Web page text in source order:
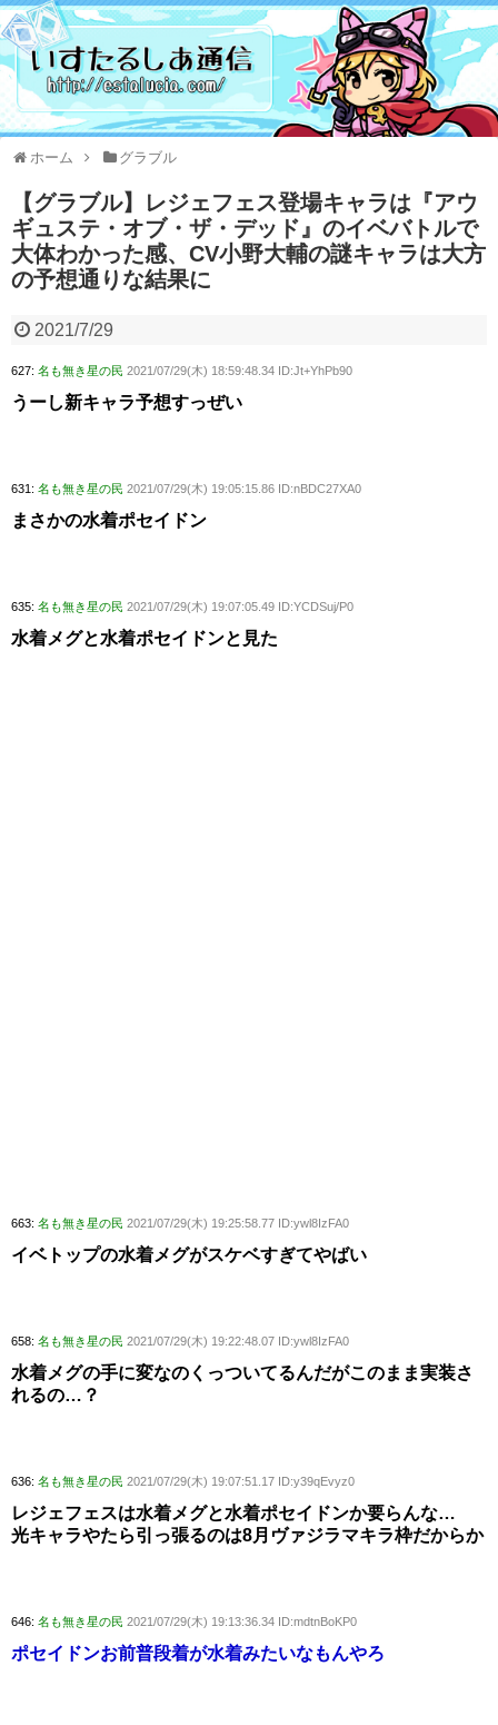
ホーム グラブル
【グラブル】レジェフェス登場キャラは『アウ
ギュステ・オブ・ザ・デッド』のイベバトルで
大体わかった感、CV小野大輔の謎キャラは大方
の予想通りな結果に
2021/7/29
627: 名も無き星の民 2021/07/29(木) 18:59:48.34 ID:Jt+YhPb90
うーし新キャラ予想すっぜい
631: 名も無き星の民 2021/07/29(木) 19:05:15.86 ID:nBDC27XA0
まさかの水着ポセイドン
635: 名も無き星の民 2021/07/29(木) 19:07:05.49 ID:YCDSuj/P0
水着メグと水着ポセイドンと見た
663: 名も無き星の民 2021/07/29(木) 19:25:58.77 ID:ywl8IzFA0
イベトップの水着メグがスケベすぎてやばい
658: 名も無き星の民 2021/07/29(木) 19:22:48.07 ID:ywl8IzFA0
水着メグの手に変なのくっついてるんだがこのまま実装さ
れるの…？
636: 名も無き星の民 2021/07/29(木) 19:07:51.17 ID:y39qEvyz0
レジェフェスは水着メグと水着ポセイドンか要らんな…
光キャラやたら引っ張るのは8月ヴァジラマキラ枠だからか
646: 名も無き星の民 2021/07/29(木) 19:13:36.34 ID:mdtnBoKP0
ポセイドンお前普段着が水着みたいなもんやろ